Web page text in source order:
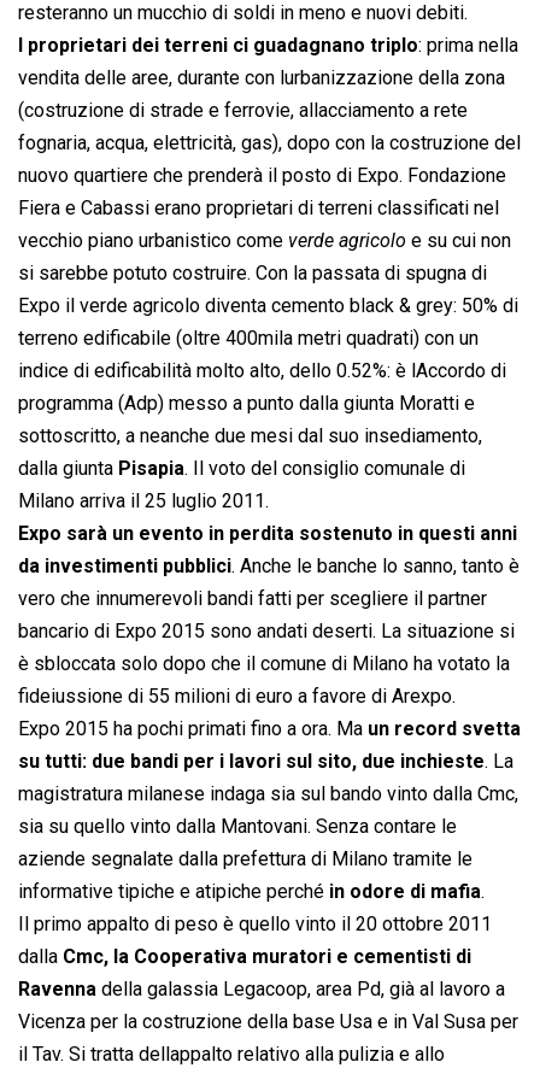
resteranno un mucchio di soldi in meno e nuovi debiti.
I proprietari dei terreni ci guadagnano triplo: prima nella
vendita delle aree, durante con lurbanizzazione della zona
(costruzione di strade e ferrovie, allacciamento a rete
fognaria, acqua, elettricità, gas), dopo con la costruzione del
nuovo quartiere che prenderà il posto di Expo. Fondazione
Fiera e Cabassi erano proprietari di terreni classificati nel
vecchio piano urbanistico come  verde agricolo  e su cui non
si sarebbe potuto costruire. Con la passata di spugna di
Expo il verde agricolo diventa cemento black & grey: 50% di
terreno edificabile (oltre 400mila metri quadrati) con un
indice di edificabilità molto alto, dello 0.52%: è lAccordo di
programma (Adp) messo a punto dalla giunta Moratti e
sottoscritto, a neanche due mesi dal suo insediamento,
dalla giunta Pisapia. Il voto del consiglio comunale di
Milano arriva il 25 luglio 2011.
Expo sarà un evento in perdita sostenuto in questi anni
da investimenti pubblici. Anche le banche lo sanno, tanto è
vero che innumerevoli bandi fatti per scegliere il partner
bancario di Expo 2015 sono andati deserti. La situazione si
è sbloccata solo dopo che il comune di Milano ha votato la
fideiussione di 55 milioni di euro a favore di Arexpo.
Expo 2015 ha pochi primati fino a ora. Ma un record svetta
su tutti: due bandi per i lavori sul sito, due inchieste. La
magistratura milanese indaga sia sul bando vinto dalla Cmc,
sia su quello vinto dalla Mantovani. Senza contare le
aziende segnalate dalla prefettura di Milano tramite le
informative tipiche e atipiche perché in odore di mafia.
Il primo appalto di peso è quello vinto il 20 ottobre 2011
dalla Cmc, la Cooperativa muratori e cementisti di
Ravenna della galassia Legacoop, area Pd, già al lavoro a
Vicenza per la costruzione della base Usa e in Val Susa per
il Tav. Si tratta dellappalto relativo alla pulizia e allo